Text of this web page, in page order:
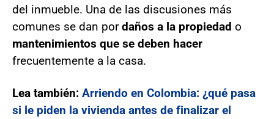
del inmueble. Una de las discusiones más
comunes se dan pordaños a la propiedad o
mantenimientos que se deben hacer
frecuentemente a la casa.
Lea también: Arriendo en Colombia: ¿qué pasa
si le piden la vivienda antes de finalizar el